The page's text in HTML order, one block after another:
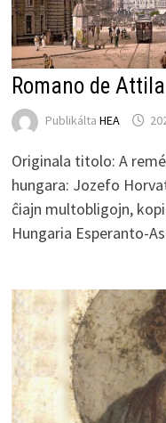
Romano de
Publikálta HEA
Originala titolo: A
hungara: Jozefo
ĉiajn multobligojn,
Hungaria Esperanto-